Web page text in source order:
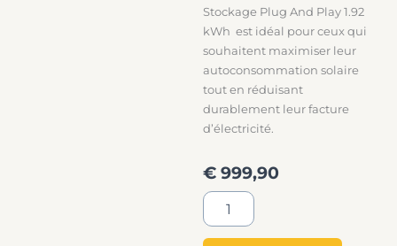
Stockage Plug And Play 1.92
kWh est idéal pour ceux qui
souhaitent maximiser leur
autoconsommation solaire
tout en réduisant
durablement leur facture
d’électricité.
€999,90
quantité
de
Pack